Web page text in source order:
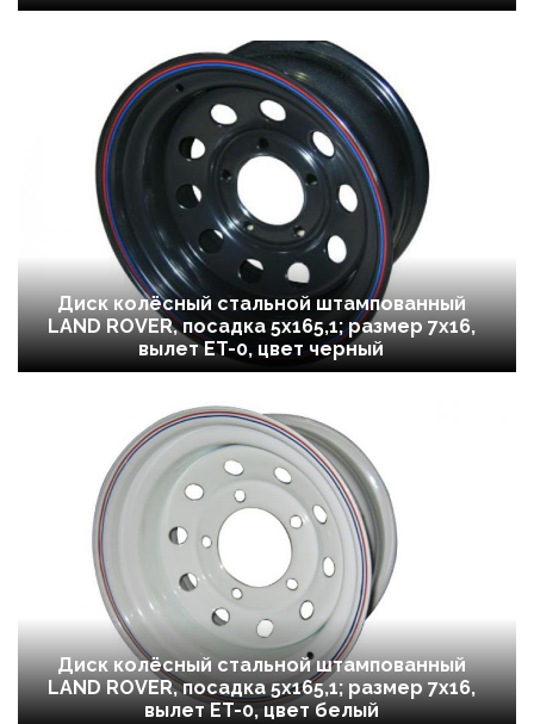
Диск колёсный стальной штампованный
LAND ROVER, посадка 5x165,1; размер 7х16,
вылет ET-0, цвет черный
Диск колёсный стальной штампованный
LAND ROVER, посадка 5x165,1; размер 7х16,
вылет ET-0, цвет белый